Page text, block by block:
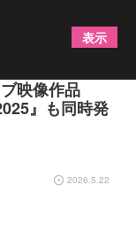
フルアルバム
映像作品
』も同時発
2026.5.22
表示